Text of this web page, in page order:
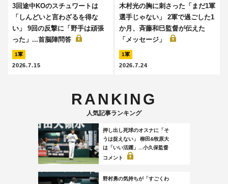
3回途中KOのスチュワートは
「しんどいと言わざるを得な
い」 9回の反撃に「野手は頑張
った」...首脳陣問答
1軍
2026.7.15
木村光の胸に刺さった「まだ1軍
選手じゃない」 2軍で過ごした1
か月、斉藤和巳監督が伝えた
「メッセージ」
1軍
2026.7.24
RANKING
人気記事ランキング
押し出し死球のオスナに「そ
うは捉えない」 柳田&牧原大
は「いい活躍」...小久保監督
コメント
野村勇の気持ちが「すごくわ